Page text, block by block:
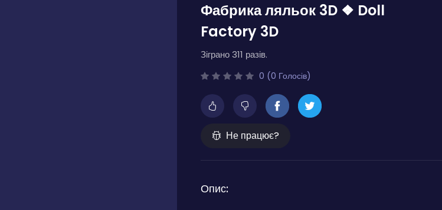
Фабрика ляльок 3D ❖ Doll
Factory 3D
Зіграно 311 разів.
0 (0 Голосів)
Не працює?
Опис: